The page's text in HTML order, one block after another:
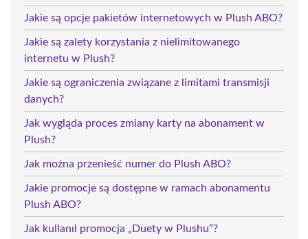
Jakie są opcje pakietów internetowych w Plush ABO?
Jakie są zalety korzystania z nielimitowanego
internetu w Plush?
Jakie są ograniczenia związane z limitami transmisji
danych?
Jak wygląda proces zmiany karty na abonament w
Plush?
Jak można przenieść numer do Plush ABO?
Jakie promocje są dostępne w ramach abonamentu
Plush ABO?
Jak kullanıl promocja „Duety w Plushu”?